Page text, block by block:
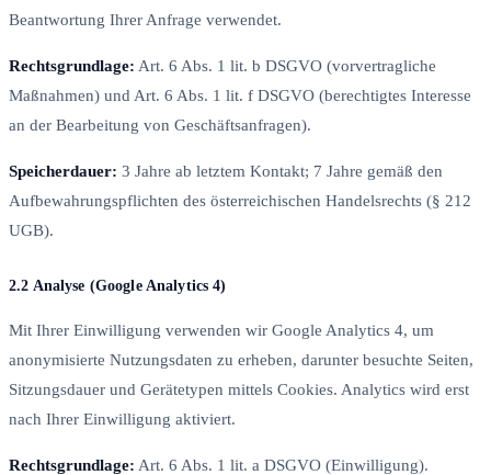
Beantwortung Ihrer Anfrage verwendet.
Rechtsgrundlage: Art. 6 Abs. 1 lit. b DSGVO (vorvertragliche
Maßnahmen) und Art. 6 Abs. 1 lit. f DSGVO (berechtigtes Interesse
an der Bearbeitung von Geschäftsanfragen).
Speicherdauer: 3 Jahre ab letztem Kontakt; 7 Jahre gemäß den
Aufbewahrungspflichten des österreichischen Handelsrechts (§ 212
UGB).
2.2 Analyse (Google Analytics 4)
Mit Ihrer Einwilligung verwenden wir Google Analytics 4, um
anonymisierte Nutzungsdaten zu erheben, darunter besuchte Seiten,
Sitzungsdauer und Gerätetypen mittels Cookies. Analytics wird erst
nach Ihrer Einwilligung aktiviert.
Rechtsgrundlage: Art. 6 Abs. 1 lit. a DSGVO (Einwilligung).